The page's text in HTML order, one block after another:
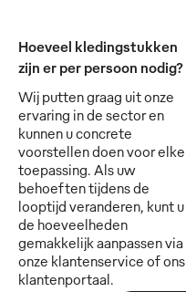
Hoeveel kledingstukken
zijn er per persoon nodig?
Wij putten graag uit onze
ervaring in de sector en
kunnen u concrete
voorstellen doen voor elke
toepassing. Als uw
behoeften tijdens de
looptijd veranderen, kunt u
de hoeveelheden
gemakkelijk aanpassen via
onze klantenservice of ons
klantenportaal.